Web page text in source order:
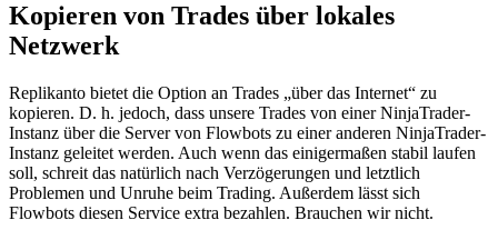
Kopieren von Trades über lokales
Netzwerk
Replikanto bietet die Option an Trades „über das Internet“ zu
kopieren. D. h. jedoch, dass unsere Trades von einer NinjaTrader-
Instanz über die Server von Flowbots zu einer anderen NinjaTrader-
Instanz geleitet werden. Auch wenn das einigermaßen stabil laufen
soll, schreit das natürlich nach Verzögerungen und letztlich
Problemen und Unruhe beim Trading. Außerdem lässt sich
Flowbots diesen Service extra bezahlen. Brauchen wir nicht.